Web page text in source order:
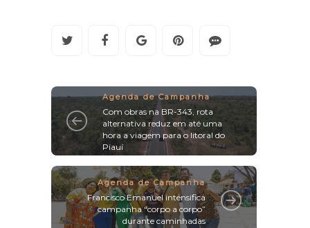
Agenda de Campanha
Com obras na BR-343, rota
alternativa reduz em até uma
hora a viagem para o litoral do
Piauí
Agenda de Campanha
Francisco Emanuel intensifica
campanha “corpo a corpo”
durante caminhadas